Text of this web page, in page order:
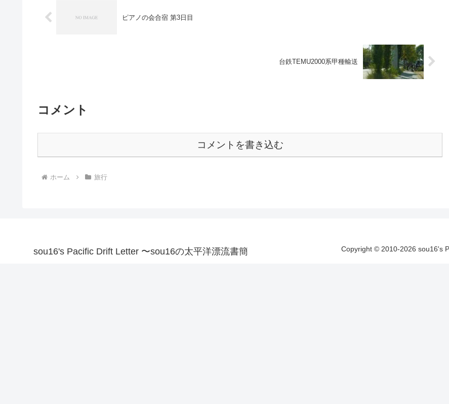
ピアノの会合宿 第3日目
台鉄TEMU2000系甲種輸送
コメント
コメントを書き込む
ホーム 旅行
sou16's Pacific Drift Letter 〜sou16の太平洋漂流書簡 Copyright © 2010-2026 sou16's